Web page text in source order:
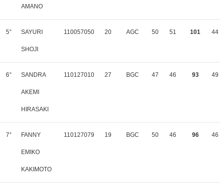
AMANO
5° SAYURI
SHOJI
110057050 20 AGC 50 51 101 44
6° SANDRA
AKEMI
HIRASAKI
110127010 27 BGC 47 46 93 49
7° FANNY
EMIKO
KAKIMOTO
110127079 19 BGC 50 46 96 46